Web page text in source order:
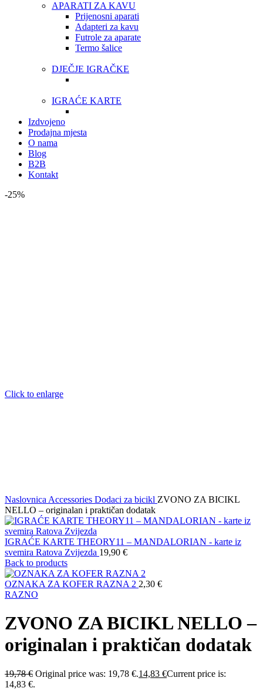
APARATI ZA KAVU
Prijenosni aparati
Adapteri za kavu
Futrole za aparate
Termo šalice
DJEČJE IGRAČKE
IGRAĆE KARTE
Izdvojeno
Prodajna mjesta
O nama
Blog
B2B
Kontakt
-25%
Click to enlarge
Naslovnica Accessories Dodaci za bicikl ZVONO ZA BICIKL
NELLO – originalan i praktičan dodatak
IGRAĆE KARTE THEORY11 – MANDALORIAN - karte iz
svemira Ratova Zvijezda 19,90 €
Back to products
OZNAKA ZA KOFER RAZNA 2 2,30 €
RAZNO
ZVONO ZA BICIKL NELLO –
originalan i praktičan dodatak
19,78€ Original price was: 19,78 €.14,83 €Current price is:
14,83 €.